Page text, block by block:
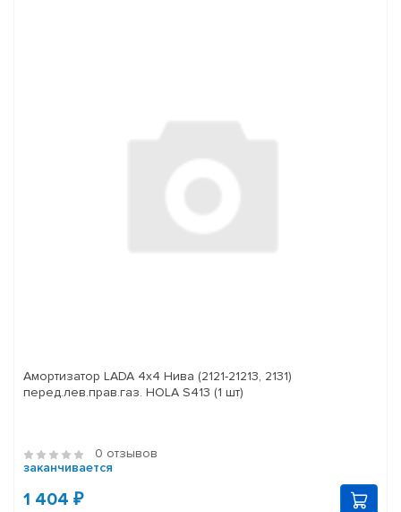
Амортизатор LADA 4x4 Нива (2121-21213, 2131)
перед.лев.прав.газ. HOLA S413 (1 шт)
0 отзывов
заканчивается
1 404 ₽